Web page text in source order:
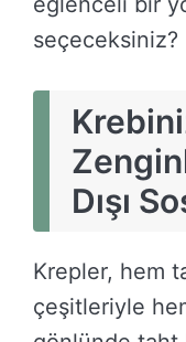
seçeceksiniz?
Dışı
Krepler, hem
çeşitleriyle